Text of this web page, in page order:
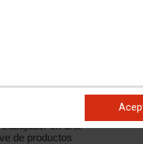
de Industria de
trabajador en una
de productos